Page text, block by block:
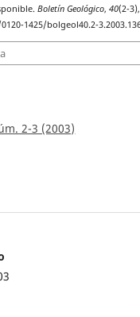
Boletín Geológico,40(2-
1425/bolgeol40.2-
2-3 (2003)